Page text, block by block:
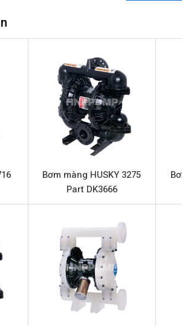
đầy thử thách, việc vận chuyển
hỏi một giải pháp bơm đáng tin cậy và
kế đặc biệt để đáp ứng những yêu
cấp, HUSKY 2150 Part DF4311
lỏng công nghiệp.
Bơm màng
Bơm màng khí
HUSKY (Graco)
Inox 316
568 lít/phút
Bơm màng HUSKY 3275
Part DK3666